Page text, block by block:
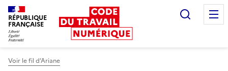
RÉPUBLIQUE
FRANÇAISE
Voir le fil d’Ariane